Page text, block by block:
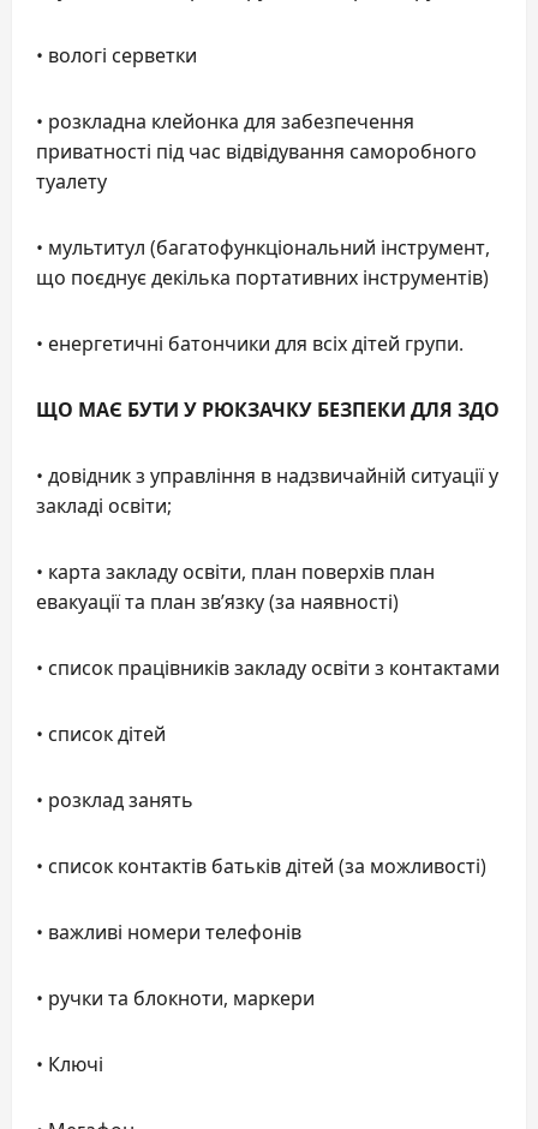
• вологі серветки
• розкладна клейонка для забезпечення
приватності під час відвідування саморобного
туалету
• мультитул (багатофункціональний інструмент,
що поєднує декілька портативних інструментів)
• енергетичні батончики для всіх дітей групи.
ЩО МАЄ БУТИ У РЮКЗАЧКУ БЕЗПЕКИ ДЛЯ ЗДО
• довідник з управління в надзвичайній ситуації у
закладі освіти;
• карта закладу освіти, план поверхів план
евакуації та план зв’язку (за наявності)
• список працівників закладу освіти з контактами
• список дітей
• розклад занять
• список контактів батьків дітей (за можливості)
• важливі номери телефонів
• ручки та блокноти, маркери
• Ключі